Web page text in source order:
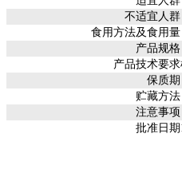
不适宜人群
食用方法及食用量
产品规格
产品技术要求
保质期
贮藏方法
注意事项
批准日期